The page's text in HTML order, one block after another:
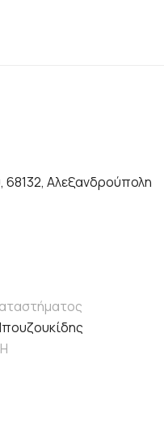
68132, Αλεξανδρούπολη